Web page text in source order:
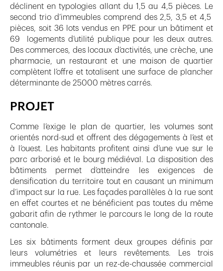
déclinent en typologies allant du 1,5 au 4,5 pièces. Le
second trio d’immeubles comprend des 2,5, 3,5 et 4,5
pièces, soit 36 lots vendus en PPE pour un bâtiment et
69 logements d’utilité publique pour les deux autres.
Des commerces, des locaux d’activités, une crèche, une
pharmacie, un restaurant et une maison de quartier
complètent l’offre et totalisent une surface de plancher
déterminante de 25000 mètres carrés.
PROJET
Comme l’exige le plan de quartier, les volumes sont
orientés nord-sud et offrent des dégagements à l’est et
à l’ouest. Les habitants profitent ainsi d’une vue sur le
parc arborisé et le bourg médiéval. La disposition des
bâtiments permet d’atteindre les exigences de
densification du territoire tout en causant un minimum
d’impact sur la rue. Les façades parallèles à la rue sont
en effet courtes et ne bénéficient pas toutes du même
gabarit afin de rythmer le parcours le long de la route
cantonale.
Les six bâtiments forment deux groupes définis par
leurs volumétries et leurs revêtements. Les trois
immeubles réunis par un rez-de-chaussée commercial